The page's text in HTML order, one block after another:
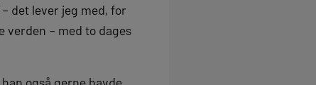
det lever jeg med, for
– med to dages